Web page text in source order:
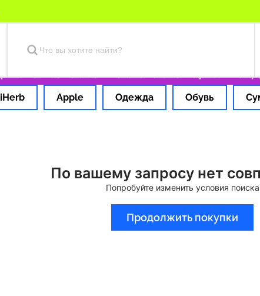
заказ за 1 час Оплата картой РФ
iHerb Apple Одежда Обувь
По вашему запросу нет
Попробуйте изменить условия поиска
Продолжить покупки